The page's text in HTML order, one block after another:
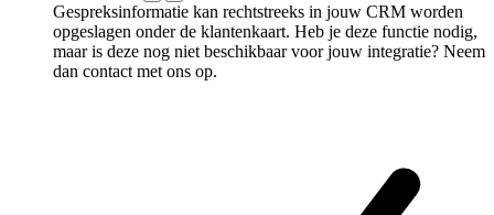
Gespreksinformatie kan rechtstreeks in jouw CRM worden
opgeslagen onder de klantenkaart. Heb je deze functie nodig,
maar is deze nog niet beschikbaar voor jouw integratie? Neem
dan contact met ons op.